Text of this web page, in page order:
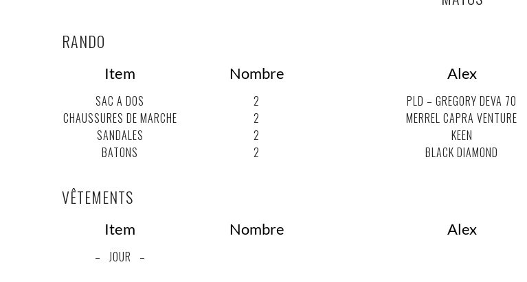
RANDO
Item
SAC A DOS
CHAUSSURES DE MARCHE
SANDALES
BATONS
Nombre
2
2
2
2
Alex
PLD – GREGORY DEVA 70
MERREL CAPRA VENTURE
KEEN
BLACK DIAMOND
VÊTEMENTS
Item
– JOUR –
Nombre Alex